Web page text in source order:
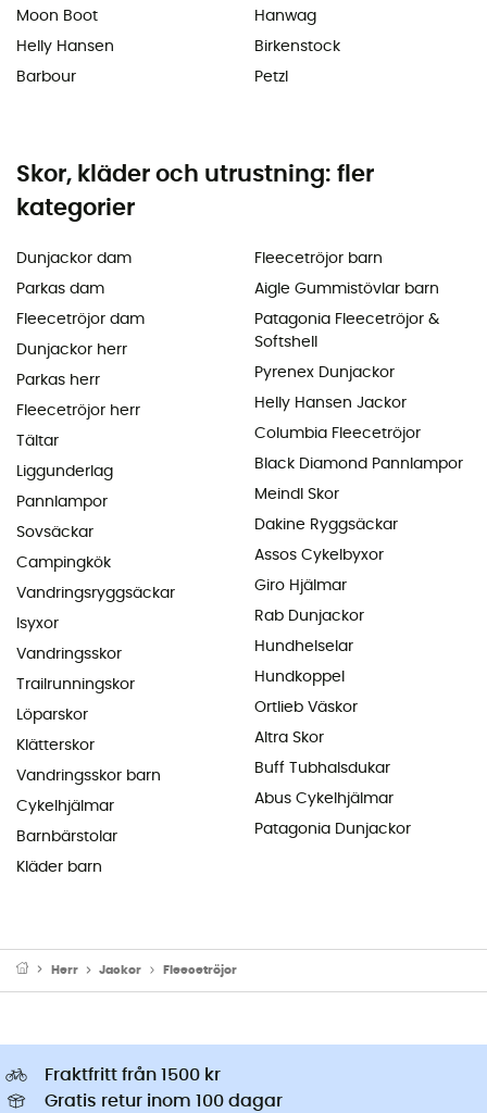
Moon Boot
Helly Hansen
Barbour
Hanwag
Birkenstock
Petzl
Skor, kläder och utrustning: fler
kategorier
Dunjackor dam
Parkas dam
Fleecetröjor dam
Dunjackor herr
Parkas herr
Fleecetröjor herr
Tältar
Liggunderlag
Pannlampor
Sovsäckar
Campingkök
Vandringsryggsäckar
Isyxor
Vandringsskor
Trailrunningskor
Löparskor
Klätterskor
Vandringsskor barn
Cykelhjälmar
Barnbärstolar
Kläder barn
Fleecetröjor barn
Aigle Gummistövlar barn
Patagonia Fleecetröjor &
Softshell
Pyrenex Dunjackor
Helly Hansen Jackor
Columbia Fleecetröjor
Black Diamond Pannlampor
Meindl Skor
Dakine Ryggsäckar
Assos Cykelbyxor
Giro Hjälmar
Rab Dunjackor
Hundhelselar
Hundkoppel
Ortlieb Väskor
Altra Skor
Buff Tubhalsdukar
Abus Cykelhjälmar
Patagonia Dunjackor
Herr Jackor Fleecetröjor
Fraktfritt från 1500 kr
Gratis retur inom 100 dagar